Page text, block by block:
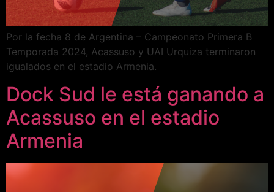
Por la fecha 8 de Argentina – Campeonato Primera B
Temporada 2024, Acassuso y UAI Urquiza terminaron
igualados en el estadio Armenia.
Dock Sud le está ganando a
Acassuso en el estadio
Armenia